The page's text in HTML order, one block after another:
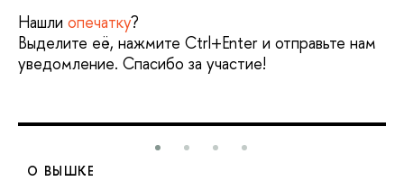
Нашли опечатку?
Выделите её, нажмите Ctrl+Enter и отправьте нам
уведомление. Спасибо за участие!
О ВЫШКЕ